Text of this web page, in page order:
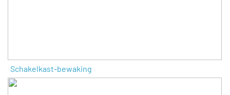
Schakelkast-bewaking